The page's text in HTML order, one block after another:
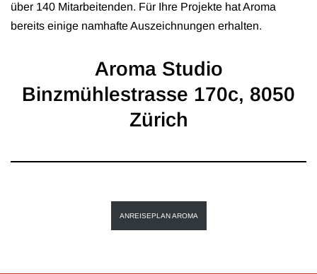
über 140 Mitarbeitenden. Für Ihre Projekte hat Aroma
bereits einige namhafte Auszeichnungen erhalten.
Aroma Studio
Binzmühlestrasse 170c, 8050
Zürich
ANREISEPLAN AROMA